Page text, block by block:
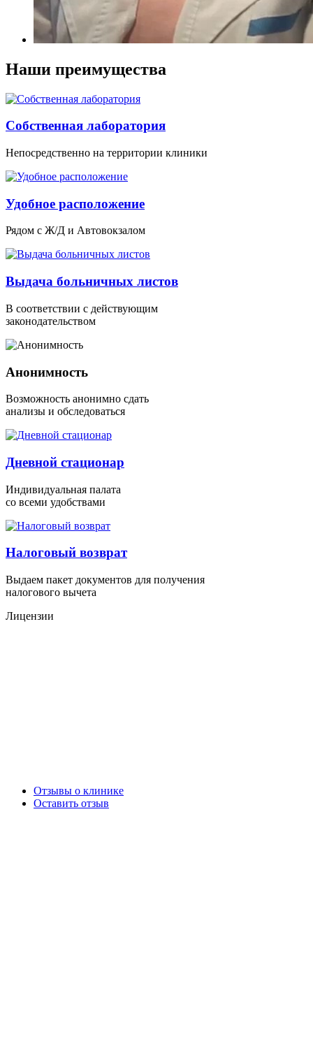
Наши преимущества
Собственная лаборатория
Непосредственно на территории клиники
Удобное расположение
Рядом с Ж/Д и Автовокзалом
Выдача больничных листов
В соответствии с действующим
законодательством
Анонимность
Возможность анонимно сдать
анализы и обследоваться
Дневной стационар
Индивидуальная палата
со всеми удобствами
Налоговый возврат
Выдаем пакет документов для получения
налогового вычета
Лицензии
Отзывы о клинике
Оставить отзыв